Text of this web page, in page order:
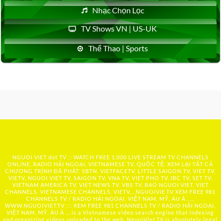
Nhạc Chọn Lọc
TV Shows VN | US-UK
Thể Thao | Sports
NGUOI VIET dot TV :: WATCH FREE 1,000 LIVE STREAM TV CHANNELS
ONLINE, RADIO HẢI NGOẠI, VIETNAMESE TV, QUỐC TẾ, XEM LẠI TẤT CẢ
CHƯƠNG TRÌNH ĐÃ PHÁT: SBTN, VIETFACETV, LITTLE SAIGON TV, VIET TV,
VIETV, NGUOI VIET TV, SAIGON TV, VNA TV, VIET PHO TV, IBC TV, SET TV,
VIETNAM AMERICA TV, VIET NEWS TV, VBS TV, BAO NGUOI VIET, VIET
CHANNELS, VIETNAMESE CHANNELS, VIETV,... NGUOIVIE.TV XEM FREE 981
CHANNELS TV / RADIO HẢI NGOẠI, VIỆT NAM, MỸ, ÂU Á …..
WWW.NGUOIVIET.TV ::: XEM FREE 981 CHANNELS TV / RADIO HẢI NGOẠI,
VIỆT NAM, MỸ, ÂU Á ….is a Vietnamese video search engine that indexing
and organizing videos uploaded to the web. NguoiViet.TV is absolutely legal